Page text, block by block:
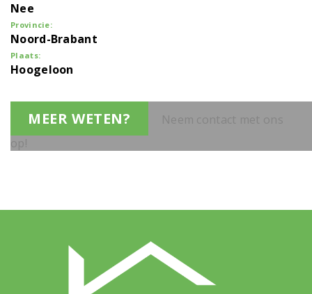
Nee
Provincie:
Noord-Brabant
Plaats:
Hoogeloon
MEER WETEN?
Neem contact met ons
op!